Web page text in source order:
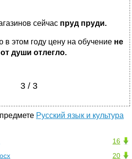
сейчас пруд пруди.
в этом году цену на обучение не
души отлегло.
3 / 3
Русский язык и культура
16
20